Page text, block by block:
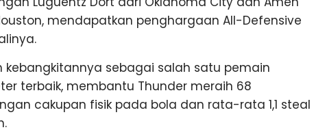
mendapatkan penghargaan All-Defensive
kebangkitannya sebagai salah satu pemain
terbaik, membantu Thunder meraih 68
cakupan fisik pada bola dan rata-rata 1,1 steal